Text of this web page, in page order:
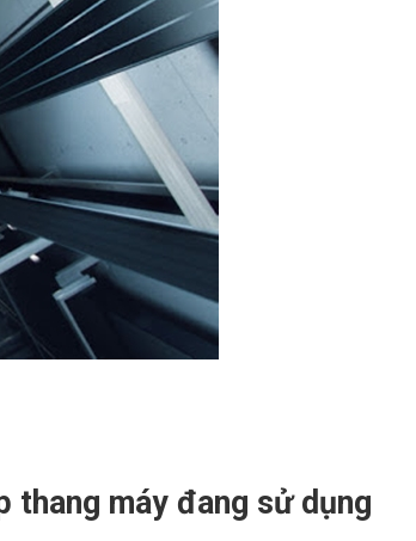
thang máy đang sử dụng